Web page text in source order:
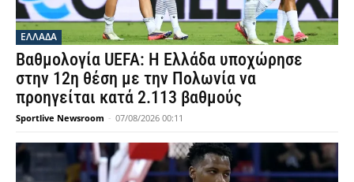
ΕΛΛΑΔΑ
Βαθμολογία UEFA: Η Ελλάδα υποχώρησε
στην 12η θέση με την Πολωνία να
προηγείται κατά 2.113 βαθμούς
Sportlive Newsroom - 07/08/2026 00:11